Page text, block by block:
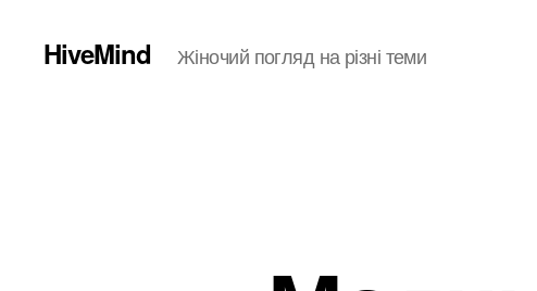
HiveMind Жіночий погляд на різні теми